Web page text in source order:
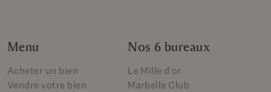
Menu
Acheter un bien
Vendre votre bien
Nos 6 bureaux
Le Mille d'or
Marbella Club